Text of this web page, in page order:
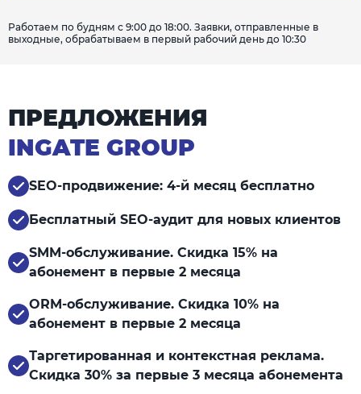
Работаем по будням с 9:00 до 18:00. Заявки, отправленные в
выходные, обрабатываем в первый рабочий день до 10:30
ПРЕДЛОЖЕНИЯ
INGATE GROUP
SEO-продвижение: 4-й месяц бесплатно
Бесплатный SEO-аудит для новых клиентов
SMM-обслуживание. Скидка 15% на
абонемент в первые 2 месяца
ORM-обслуживание. Скидка 10% на
абонемент в первые 2 месяца
Таргетированная и контекстная реклама.
Скидка 30% за первые 3 месяца абонемента